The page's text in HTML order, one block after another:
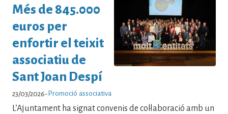
Més de 845.000
euros per
enfortir el teixit
associatiu de
Sant Joan Despí
23/03/2026- Promoció associativa
L’Ajuntament ha signat convenis de col·laboració amb un